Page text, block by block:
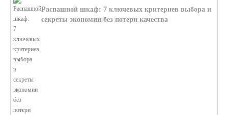
Распашной шкаф: 7 ключевых критериев выбора и
секреты экономии без потери качества